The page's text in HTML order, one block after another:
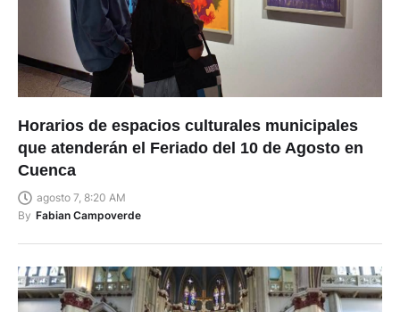
Horarios de espacios culturales municipales
que atenderán el Feriado del 10 de Agosto en
Cuenca
agosto 7, 8:20 AM
By Fabian Campoverde